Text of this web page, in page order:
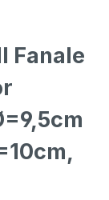
Fanale